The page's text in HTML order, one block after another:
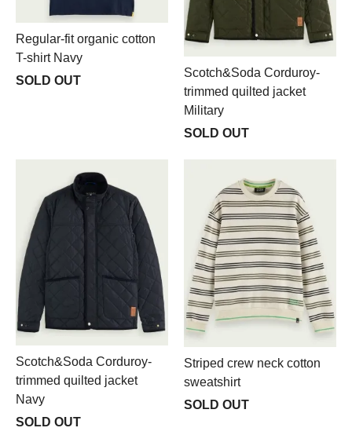
Regular-fit organic cotton
T-shirt Navy
SOLD OUT
Scotch&Soda Corduroy-
trimmed quilted jacket
Military
SOLD OUT
Scotch&Soda Corduroy-
trimmed quilted jacket
Navy
SOLD OUT
Striped crew neck cotton
sweatshirt
SOLD OUT